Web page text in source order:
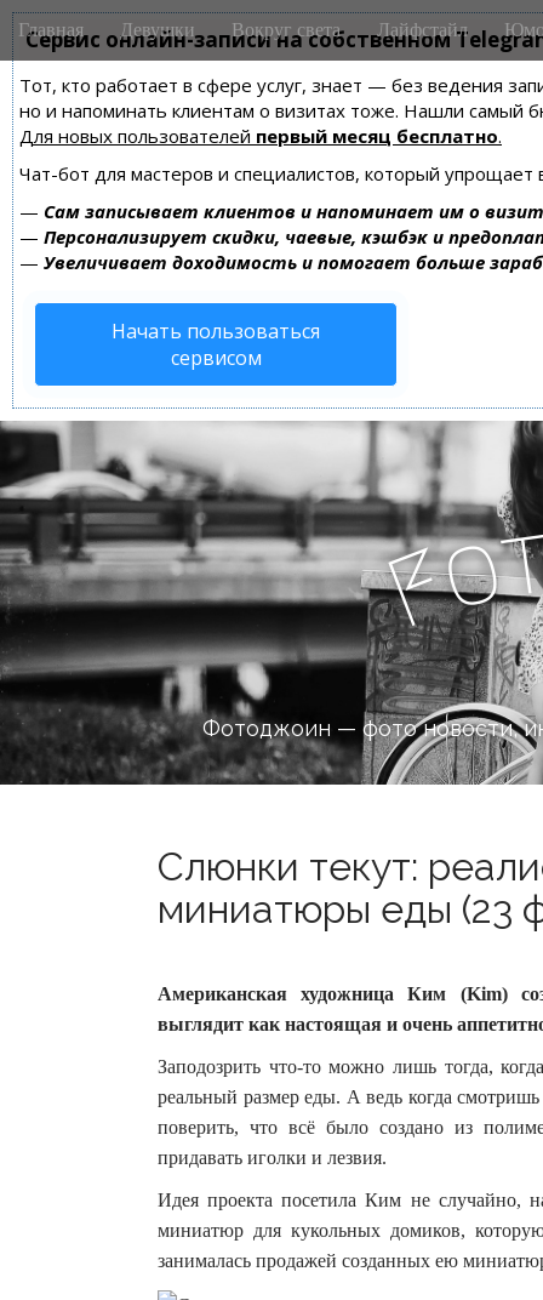
Сервис онлайн-записи на собственном
Тот, кто работает в сфере услуг, знает — без ведения
но и напоминать клиентам о визитах тоже. Нашли самый
Для новых пользователей первый месяц бесплатно.
Чат-бот для мастеров и специалистов, который упрощает
— Сам записывает клиентов и напоминает им о
— Персонализирует скидки, чаевые, кэшбэк и
— Увеличивает доходимость и помогает больше
Начать пользоваться
сервисом
M
a
n
m
e
n
u
i
Главная Девушки Вокруг света Лайфстайл
Fo
Фотоджоин — фото новости,
Слюнки текут:
миниатюры еды (23
Американская художница Ким (Kim)
выглядит как настоящая и очень
Заподозрить что-то можно лишь тогда,
реальный размер еды. А ведь когда
поверить, что всё было создано из
придавать иголки и лезвия.
Идея проекта посетила Ким не случайно,
миниатюр для кукольных домиков,
занималась продажей созданных ею